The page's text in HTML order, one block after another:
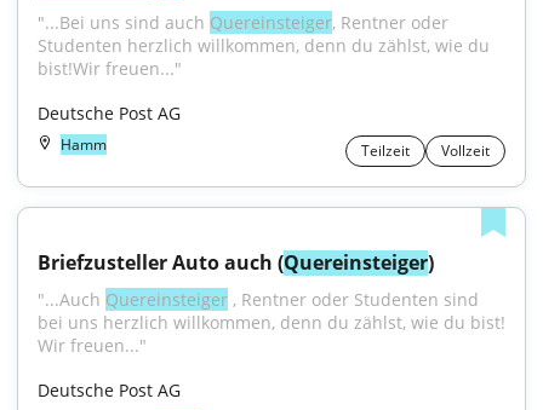
"...Bei uns sind auch Quereinsteiger, Rentner oder
Studenten herzlich willkommen, denn du zählst, wie du
bist!Wir freuen..."
Deutsche Post AG
Hamm Teilzeit Vollzeit
Briefzusteller Auto auch (Quereinsteiger)
"...Auch Quereinsteiger , Rentner oder Studenten sind
bei uns herzlich willkommen, denn du zählst, wie du bist!
Wir freuen..."
Deutsche Post AG